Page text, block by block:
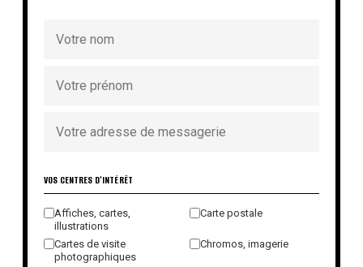
VOS CENTRES D'INTÉRÊT
Affiches, cartes,
illustrations
Carte postale
Cartes de visite
photographiques
Chromos, imagerie